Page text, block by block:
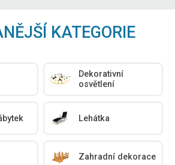
KATEGORIE
Dekorativní
osvětlení
Lehátka
Zahradní dekorace